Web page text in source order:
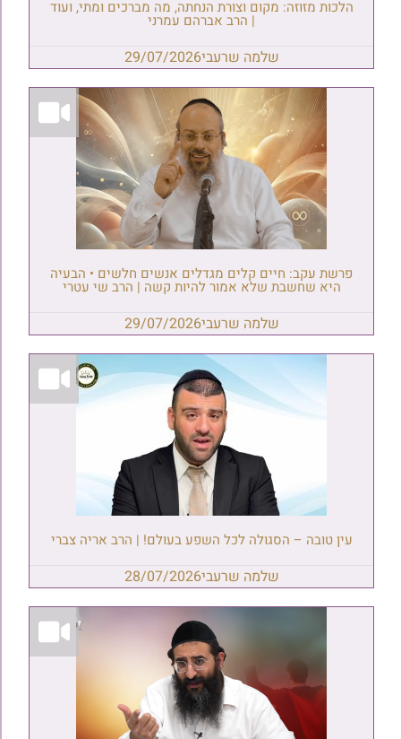
הלכות מזוזה: מקום וצורת הנחתה, מה מברכים ומתי, ועוד
| הרב אברהם עמרני
שלמה שרעבי29/07/2026
פרשת עקב: חיים קלים מגדלים אנשים חלשים • הבעיה
היא שחשבת שלא אמור להיות קשה | הרב שי עטרי
שלמה שרעבי29/07/2026
עין טובה – הסגולה לכל השפע בעולם! | הרב אריה צברי
שלמה שרעבי28/07/2026